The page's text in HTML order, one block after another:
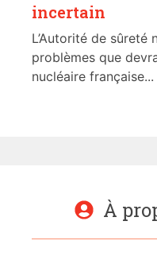
incertain
L’Autorité de sûreté
problèmes que
nucléaire française...
À